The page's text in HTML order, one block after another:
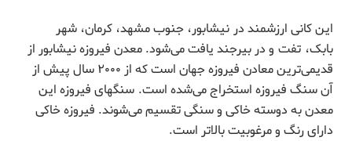
این کانی ارزشمند در نیشابور، جنوب مشهد، کرمان، شهر
بابک، تفت و در بیرجند یافت می‌شود. معدن فیروزه نیشابور از
قدیمی‌ترین معادن فیروزه جهان است که از ۲۰۰۰ سال پیش از
آن سنگ فیروزه استخراج می‌شده است. سنگهای فیروزه این
معدن به دوسته خاکی و سنگی تقسیم می‌شوند. فیروزه خاکی
دارای رنگ و مرغوبیت بالاتر است.